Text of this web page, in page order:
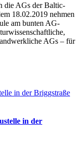
die AGs der Baltic-
18.02.2019 nehmen
am bunten AG-
AGs – für
in der Briggstraße
in der